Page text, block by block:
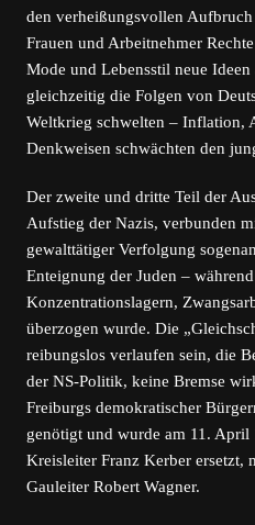
den verheißungsvollen
Frauen und Arbeitnehmer
Mode und Lebensstil neue
gleichzeitig die Folgen von
Weltkrieg schwelten – Inflation,
Denkweisen schwächten den
Der zweite und dritte Teil der
Aufstieg der Nazis, verbunden
gewalttätiger Verfolgung
Enteignung der Juden –
Konzentrationslagern,
überzogen wurde. Die
reibungslos verlaufen sein, die
der NS-Politik, keine Bremse
Freiburgs demokratischer
genötigt und wurde am 11.
Kreisleiter Franz Kerber ersetzt,
Gauleiter Robert Wagner.